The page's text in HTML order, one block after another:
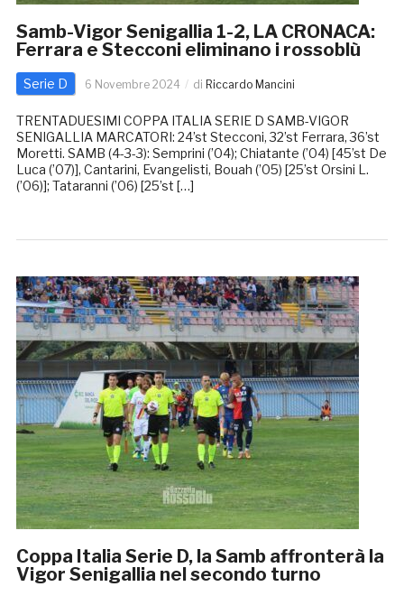
Samb-Vigor Senigallia 1-2, LA CRONACA:
Ferrara e Stecconi eliminano i rossoblù
Serie D 6 Novembre 2024 di Riccardo Mancini
TRENTADUESIMI COPPA ITALIA SERIE D SAMB-VIGOR
SENIGALLIA MARCATORI: 24’st Stecconi, 32’st Ferrara, 36’st
Moretti. SAMB (4-3-3): Semprini (’04); Chiatante (’04) [45’st De
Luca (’07)], Cantarini, Evangelisti, Bouah (’05) [25’st Orsini L.
(’06)]; Tataranni (’06) [25’st […]
Coppa Italia Serie D, la Samb affronterà la
Vigor Senigallia nel secondo turno